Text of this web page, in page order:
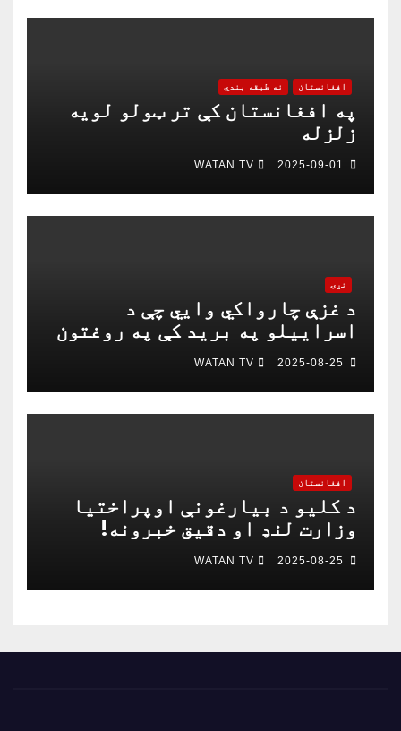
افغانستان نه طبقه بندي
په افغانستان کې تر ټولو لویه
زلزله
2025-09-01
WATAN TV
نړۍ
د غزې چارواکي وايي چې د
اسراییلو په برید کې په روغتون
باندې د ۱۵ کسانو په ګډون څلور
خبریالان وژل شوي دي
2025-08-25
WATAN TV
افغانستان
د کلیو د بیارغونې اوپراختیا
وزارت لنډ او دقیق خبرونه!
2025-08-25
WATAN TV